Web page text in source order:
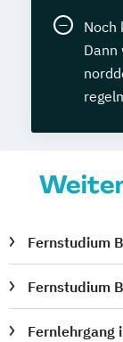
Noch
Dann
Fernstudium
Fernstudium
Fernlehrgang